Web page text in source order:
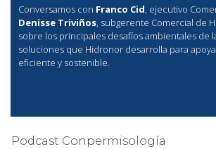
Conversamos con Franco Cid, ejecutivo
Denisse Triviños, subgerente Comercial de
sobre los principales desafíos ambientales de
soluciones que Hidronor desarrolla para
eficiente y sostenible.
Podcast Conpermisología